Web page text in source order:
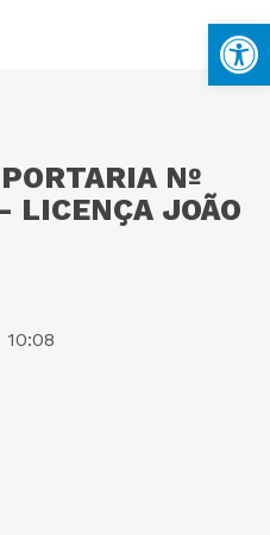
Nº
LICENÇA JOÃO
10:08